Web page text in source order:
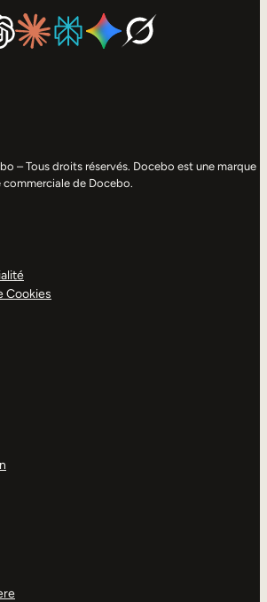
– Tous droits réservés. Docebo est une marque
de Docebo.
Cookies